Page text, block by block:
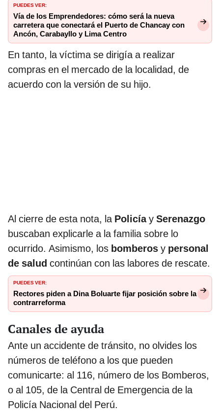
PUEDES VER:
Vía de los Emprendedores: cómo será la nueva
carretera que conectará el Puerto de Chancay con
Ancón, Carabayllo y Lima Centro
En tanto, la víctima se dirigía a realizar
compras en el mercado de la localidad, de
acuerdo con la versión de su hijo.
Al cierre de esta nota, la Policíay Serenazgo
buscaban explicarle a la familia sobre lo
ocurrido. Asimismo, los bomberos y personal
de salud continúan con las labores de rescate.
PUEDES VER:
Rectores piden a Dina Boluarte fijar posición sobre la
contrarreforma
Canales de ayuda
Ante un accidente de tránsito, no olvides los
números de teléfono a los que pueden
comunicarte: al 116, número de los Bomberos,
o al 105, de la Central de Emergencia de la
Policía Nacional del Perú.